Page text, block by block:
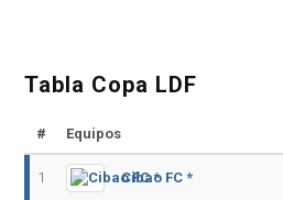
Tabla Copa LDF
# Equipos
1 Cibao FC *